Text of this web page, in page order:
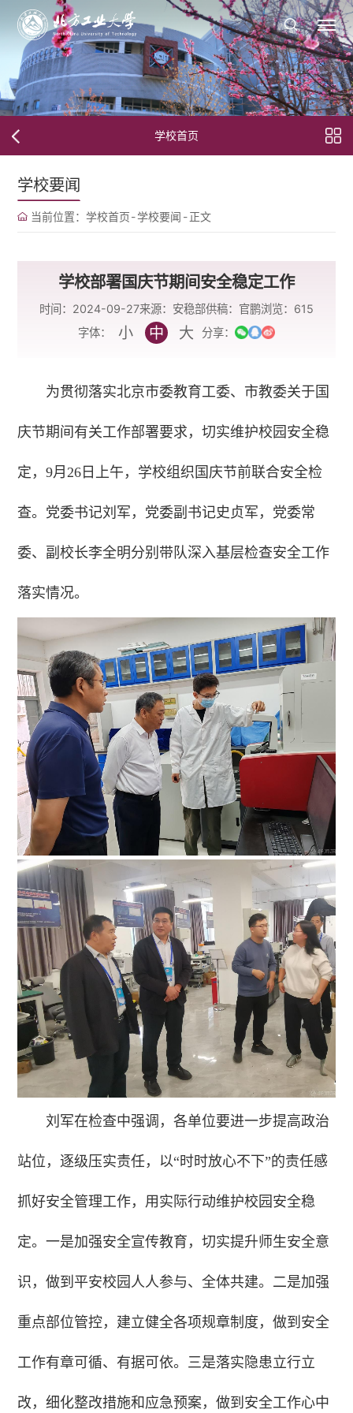
学校首页
学校要闻
当前位置： 学校首页-学校要闻 -正文
学校部署国庆节期间安全稳定工作
时间：2024-09-27来源：安稳部供稿：官鹏浏览： 615
字体：
小 中 大 分享：
为贯彻落实北京市委教育工委、市教委关于国
庆节期间有关工作部署要求，切实维护校园安全稳
定，9月26日上午，学校组织国庆节前联合安全检
查。党委书记刘军，党委副书记史贞军，党委常
委、副校长李全明分别带队深入基层检查安全工作
落实情况。
刘军在检查中强调，各单位要进一步提高政治
站位，逐级压实责任，以“时时放心不下”的责任感
抓好安全管理工作，用实际行动维护校园安全稳
定。一是加强安全宣传教育，切实提升师生安全意
识，做到平安校园人人参与、全体共建。二是加强
重点部位管控，建立健全各项规章制度，做到安全
工作有章可循、有据可依。三是落实隐患立行立
改，细化整改措施和应急预案，做到安全工作心中